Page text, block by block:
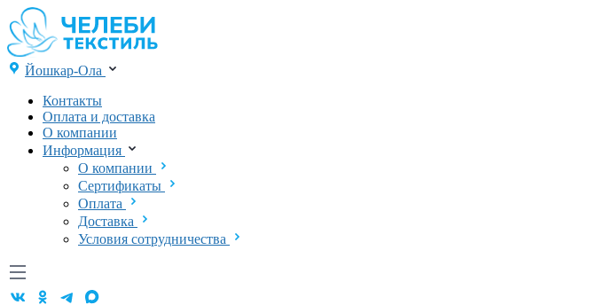
Йошкар-Ола
Контакты
Оплата и доставка
О компании
Информация
О компании
Сертификаты
Оплата
Доставка
Условия сотрудничества